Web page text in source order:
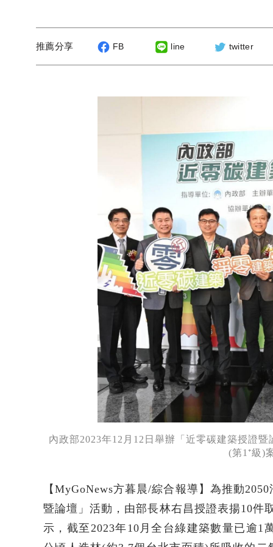
推薦分享 FB line twitter
內政部2023年12月12日舉辦「近零碳建築授證
(第1⁺級)
【MyGoNews方暮晨/綜合報導】為推動
暨論壇」活動，由部長林右昌授證表揚10件
示，截至2023年10月全台綠建築數量已逾1